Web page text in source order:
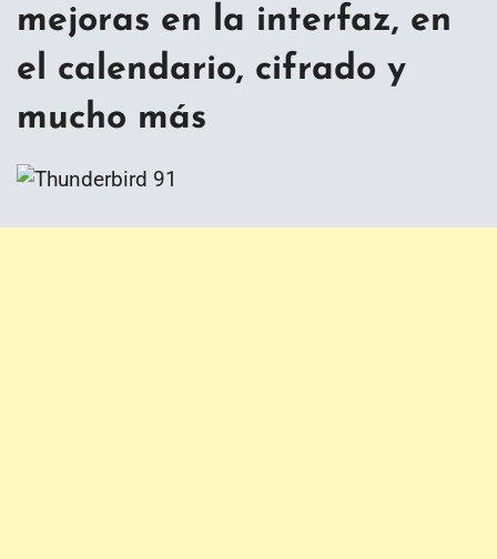
mejoras en la interfaz, en
el calendario, cifrado y
mucho más